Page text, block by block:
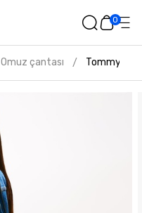
0
Omuz çantası / Tommy